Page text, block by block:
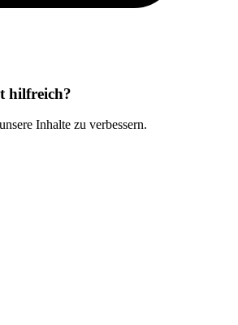
hilfreich?
Inhalte zu verbessern.